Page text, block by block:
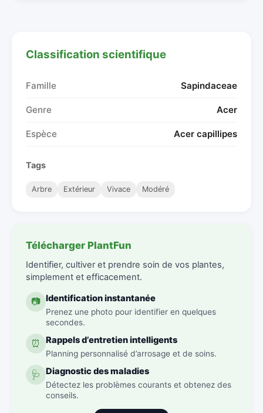
Classification scientifique
Famille Sapindaceae
Genre Acer
Espèce Acer capillipes
Tags
Arbre Extérieur Vivace Modéré
Télécharger PlantFun
Identifier, cultiver et prendre soin de vos plantes,
simplement et efficacement.
📷 Identification instantanée
Prenez une photo pour identifier en quelques
secondes.
⏰ Rappels d’entretien intelligents
Planning personnalisé d’arrosage et de soins.
🩺 Diagnostic des maladies
Détectez les problèmes courants et obtenez des
conseils.